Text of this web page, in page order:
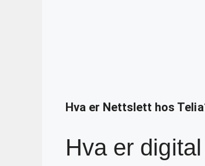
Hva er Nettslett hos
Hva er